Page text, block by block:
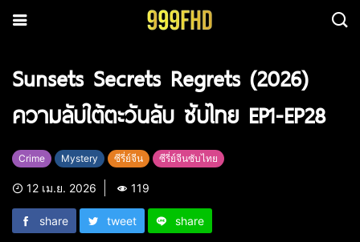
Sunsets Secrets Regrets (2026)
ความลับใต้ตะวันลับ ซับไทย EP1-EP28
Crime Mystery ซีรี่ย์จีน ซีรี่ย์จีนซับไทย
12 เม.ย. 2026 119
share tweet share